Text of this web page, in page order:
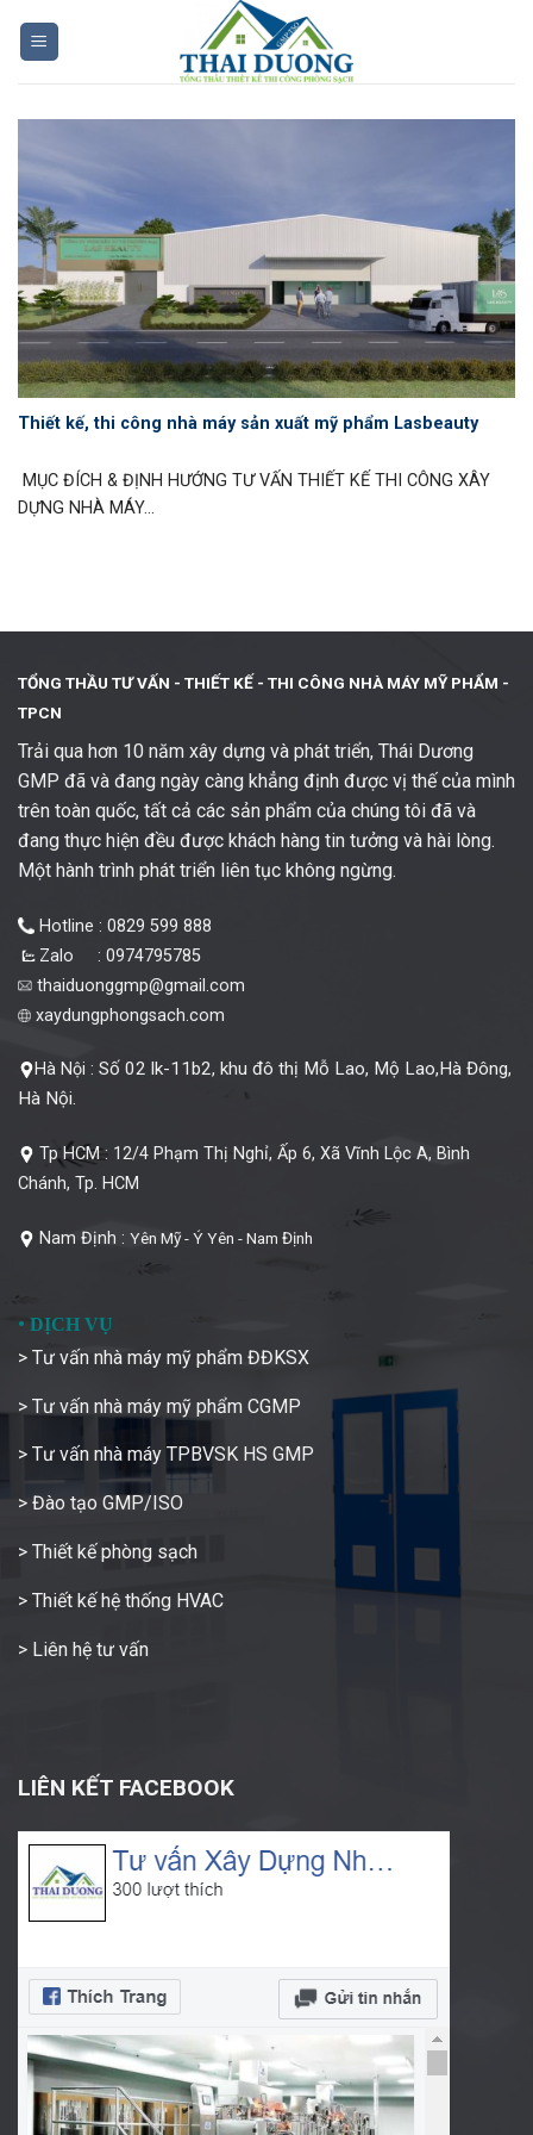
Thiết kế, thi công nhà máy sản xuất mỹ phẩm Lasbeauty
MỤC ĐÍCH & ĐỊNH HƯỚNG TƯ VẤN THIẾT KẾ THI CÔNG XÂY
DỰNG NHÀ MÁY...
TỔNG THẦU TƯ VẤN - THIẾT KẾ - THI CÔNG NHÀ MÁY MỸ PHẨM -
TPCN
Trải qua hơn 10 năm xây dựng và phát triển, Thái Dương
GMP đã và đang ngày càng khẳng định được vị thế của mình
trên toàn quốc, tất cả các sản phẩm của chúng tôi đã và
đang thực hiện đều được khách hàng tin tưởng và hài lòng.
Một hành trình phát triển liên tục không ngừng.
Hotline : 0829 599 888
Zalo : 0974795785
thaiduonggmp@gmail.com
xaydungphongsach.com
Hà Nội : Số 02 lk-11b2, khu đô thị Mỗ Lao, Mộ Lao,Hà Đông,
Hà Nội.
Tp HCM : 12/4 Phạm Thị Nghỉ, Ấp 6, Xã Vĩnh Lộc A, Bình
Chánh, Tp. HCM
Nam Định : Yên Mỹ - Ý Yên - Nam Định
• DỊCH VỤ
> Tư vấn nhà máy mỹ phẩm ĐĐKSX
> Tư vấn nhà máy mỹ phẩm CGMP
> Tư vấn nhà máy TPBVSK HS GMP
> Đào tạo GMP/ISO
> Thiết kế phòng sạch
> Thiết kế hệ thống HVAC
> Liên hệ tư vấn
LIÊN KẾT FACEBOOK